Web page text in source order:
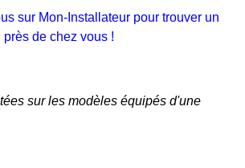
sur Mon-Installateur pour trouver un
de chez vous !
sur les modèles équipés d'une